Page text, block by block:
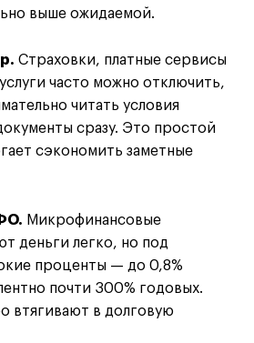
выше ожидаемой.
Страховки, платные сервисы
часто можно отключить,
читать условия
сразу. Это простой
сэкономить заметные
Микрофинансовые
деньги легко, но под
проценты — до 0,8%
почти 300% годовых.
втягивают в долговую